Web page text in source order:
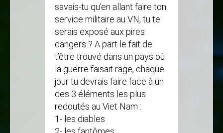
savais-tu qu’en allant faire ton
service militaire au VN, tu te
serais exposé aux pires
dangers ? A part le fait de
t’être trouvé dans un pays où
la guerre faisait rage, chaque
jour tu devrais faire face à un
des 3 éléments les plus
redoutés au Viet Nam :
1- les diables